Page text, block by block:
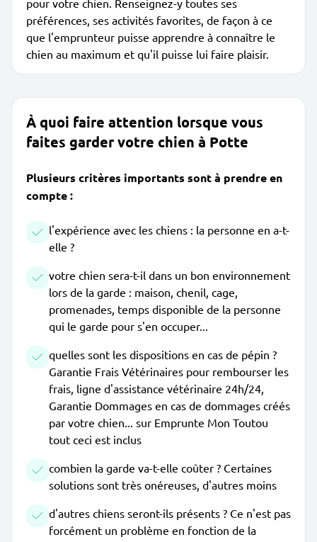
pour votre chien. Renseignez-y toutes ses
préférences, ses activités favorites, de façon à ce
que l'emprunteur puisse apprendre à connaître le
chien au maximum et qu'il puisse lui faire plaisir.
À quoi faire attention lorsque vous
faites garder votre chien à Potte
Plusieurs critères importants sont à prendre en
compte :
l'expérience avec les chiens : la personne en a-t-
elle ?
votre chien sera-t-il dans un bon environnement
lors de la garde : maison, chenil, cage,
promenades, temps disponible de la personne
qui le garde pour s'en occuper...
quelles sont les dispositions en cas de pépin ?
Garantie Frais Vétérinaires pour rembourser les
frais, ligne d'assistance vétérinaire 24h/24,
Garantie Dommages en cas de dommages créés
par votre chien... sur Emprunte Mon Toutou
tout ceci est inclus
combien la garde va-t-elle coûter ? Certaines
solutions sont très onéreuses, d'autres moins
d'autres chiens seront-ils présents ? Ce n'est pas
forcément un problème en fonction de la